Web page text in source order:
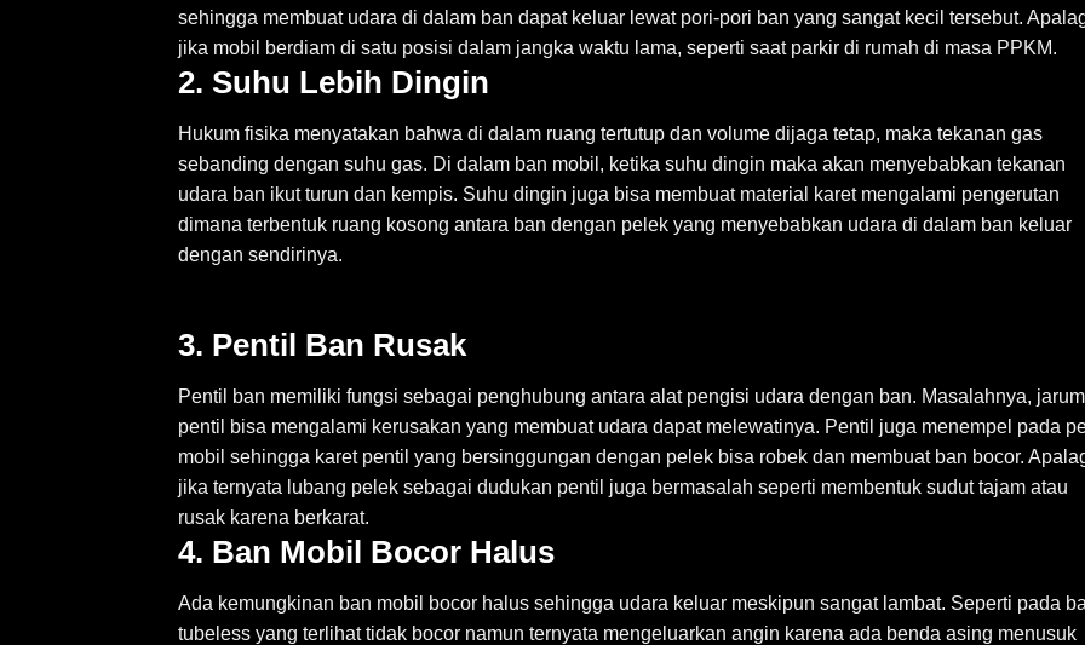
sehingga membuat udara di dalam ban dapat keluar lewat pori-pori ban yang sangat kecil tersebut.
jika mobil berdiam di satu posisi dalam jangka waktu lama, seperti saat parkir di rumah di masa PPKM.
2. Suhu Lebih Dingin
Hukum fisika menyatakan bahwa di dalam ruang tertutup dan volume dijaga tetap, maka tekanan gas
sebanding dengan suhu gas. Di dalam ban mobil, ketika suhu dingin maka akan menyebabkan tekanan
udara ban ikut turun dan kempis. Suhu dingin juga bisa membuat material karet mengalami pengerutan
dimana terbentuk ruang kosong antara ban dengan pelek yang menyebabkan udara di dalam ban keluar
dengan sendirinya.
3. Pentil Ban Rusak
Pentil ban memiliki fungsi sebagai penghubung antara alat pengisi udara dengan ban. Masalahnya, jarum
pentil bisa mengalami kerusakan yang membuat udara dapat melewatinya. Pentil juga menempel pada
mobil sehingga karet pentil yang bersinggungan dengan pelek bisa robek dan membuat ban bocor.
jika ternyata lubang pelek sebagai dudukan pentil juga bermasalah seperti membentuk sudut tajam atau
rusak karena berkarat.
4. Ban Mobil Bocor Halus
Ada kemungkinan ban mobil bocor halus sehingga udara keluar meskipun sangat lambat. Seperti pada
tubeless yang terlihat tidak bocor namun ternyata mengeluarkan angin karena ada benda asing menusuk